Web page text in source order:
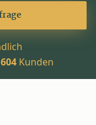
Kunden